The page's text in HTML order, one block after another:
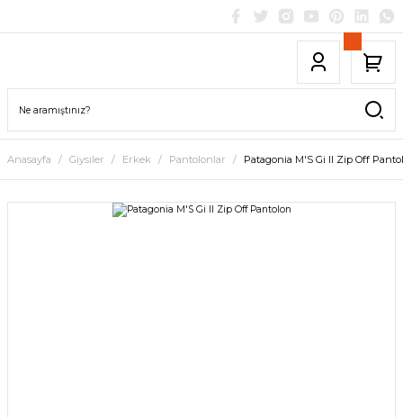
Anasayfa Giysiler Erkek Pantolonlar Patagonia M'S Gi II Zip Off